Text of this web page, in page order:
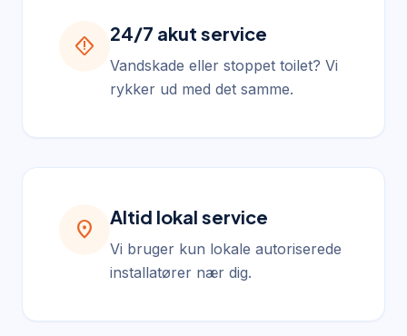
emergency_home
24/7 akut service
Vandskade eller stoppet toilet? Vi
rykker ud med det samme.
location_on
Altid lokal service
Vi bruger kun lokale autoriserede
installatører nær dig.